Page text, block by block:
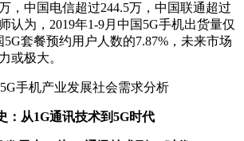
，中国电信超过244.5万，中国联通超过
认为，2019年1-9月中国5G手机出货量仅
5G套餐预约用户人数的7.87%，未来市场
或极大。
从1G通讯技术到5G时代